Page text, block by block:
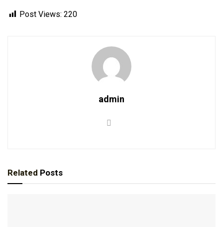
Post Views: 220
admin
Related Posts